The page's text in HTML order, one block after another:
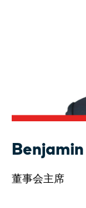
董事会主席